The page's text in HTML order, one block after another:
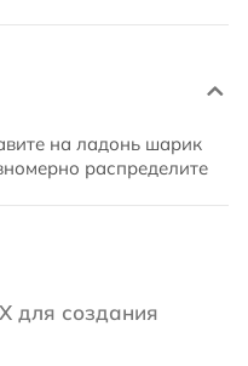
на ладонь шарик
распределите
для создания